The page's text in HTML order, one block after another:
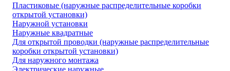
Пластиковые (наружные распределительные коробки
открытой установки)
Наружной установки
Наружные квадратные
Для открытой проводки (наружные распределительные
коробки открытой установки)
Для наружного монтажа
Электрические наружные